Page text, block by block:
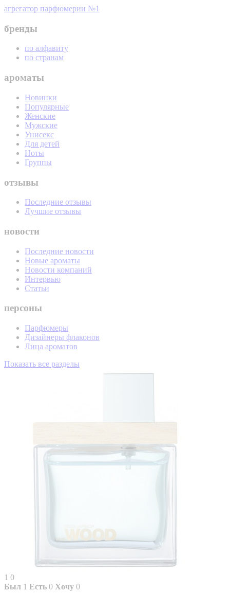
агрегатор парфюмерии №1
бренды
по алфавиту
по странам
ароматы
Новинки
Популярные
Женские
Мужские
Унисекс
Для детей
Ноты
Группы
отзывы
Последние отзывы
Лучшие отзывы
новости
Последние новости
Новые ароматы
Новости компаний
Интервью
Статьи
персоны
Парфюмеры
Дизайнеры флаконов
Лица ароматов
Показать все разделы
1 0
Был 1 Есть 0 Хочу 0